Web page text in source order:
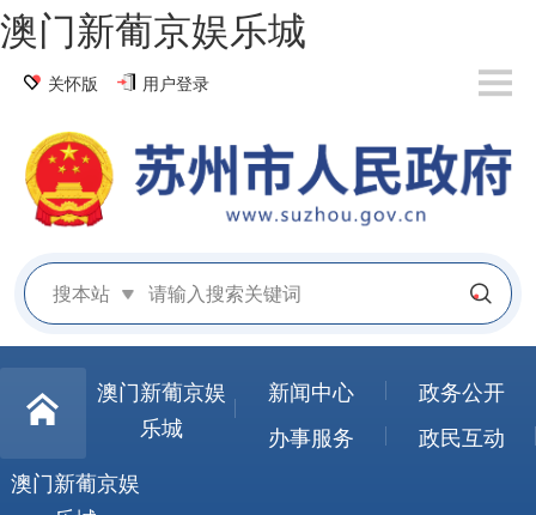
澳门新葡京娱乐城
关怀版 用户登录
搜本站
澳门新葡京娱
乐城
新闻中心
政务公开
办事服务
政民互动
澳门新葡京娱